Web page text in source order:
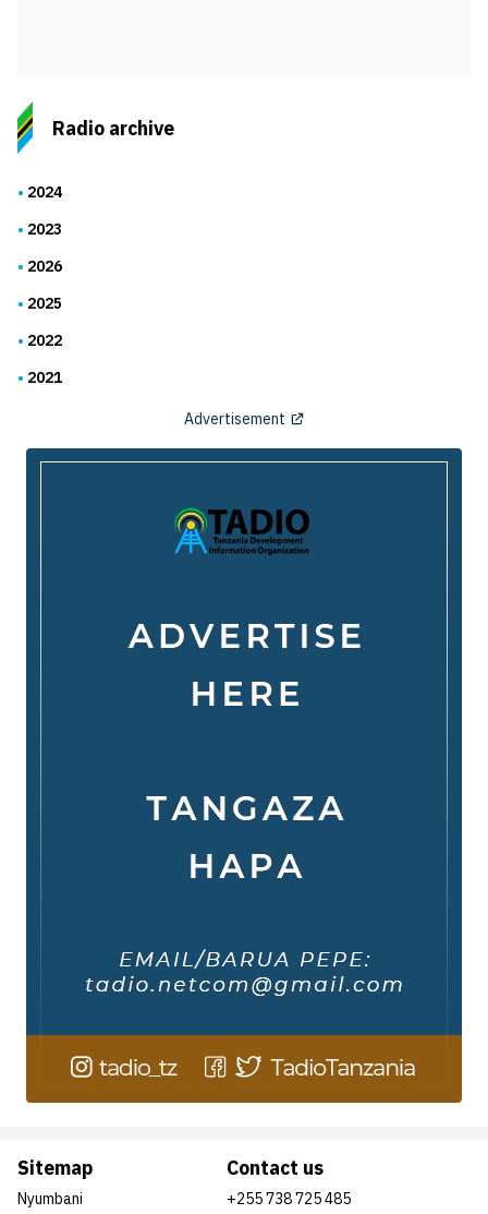
Radio archive
2024
2023
2026
2025
2022
2021
Advertisement
Sitemap
Nyumbani
Contact us
+255 738 725 485